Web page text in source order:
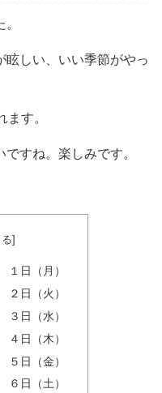
しい、いい季節がやっ
す。
すね。楽しみです。
日（月）
日（火）
日（水）
日（木）
日（金）
日（土）